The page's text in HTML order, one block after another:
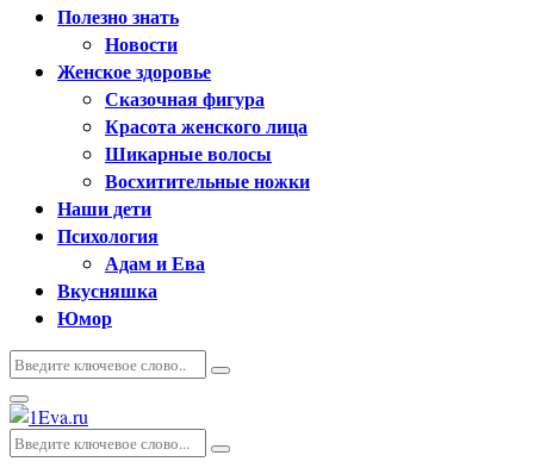
Полезно знать
Новости
Женское здоровье
Сказочная фигура
Красота женского лица
Шикарные волосы
Восхитительные ножки
Наши дети
Психология
Адам и Ева
Вкусняшка
Юмор
Искать:
Поиск
Основное
меню
Искать:
Поиск